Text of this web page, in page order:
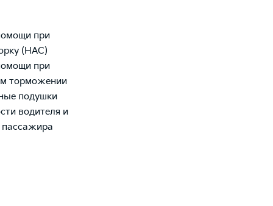
при
(HAC)
при
торможении
подушки
водителя и
пассажира